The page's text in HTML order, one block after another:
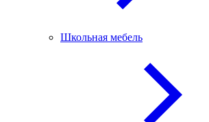
Школьная мебель